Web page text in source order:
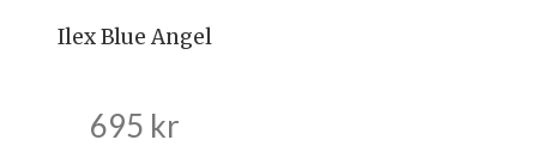
Ilex Blue Angel
695 kr